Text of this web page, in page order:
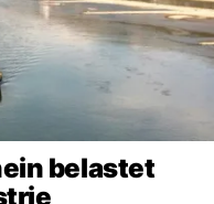
belastet